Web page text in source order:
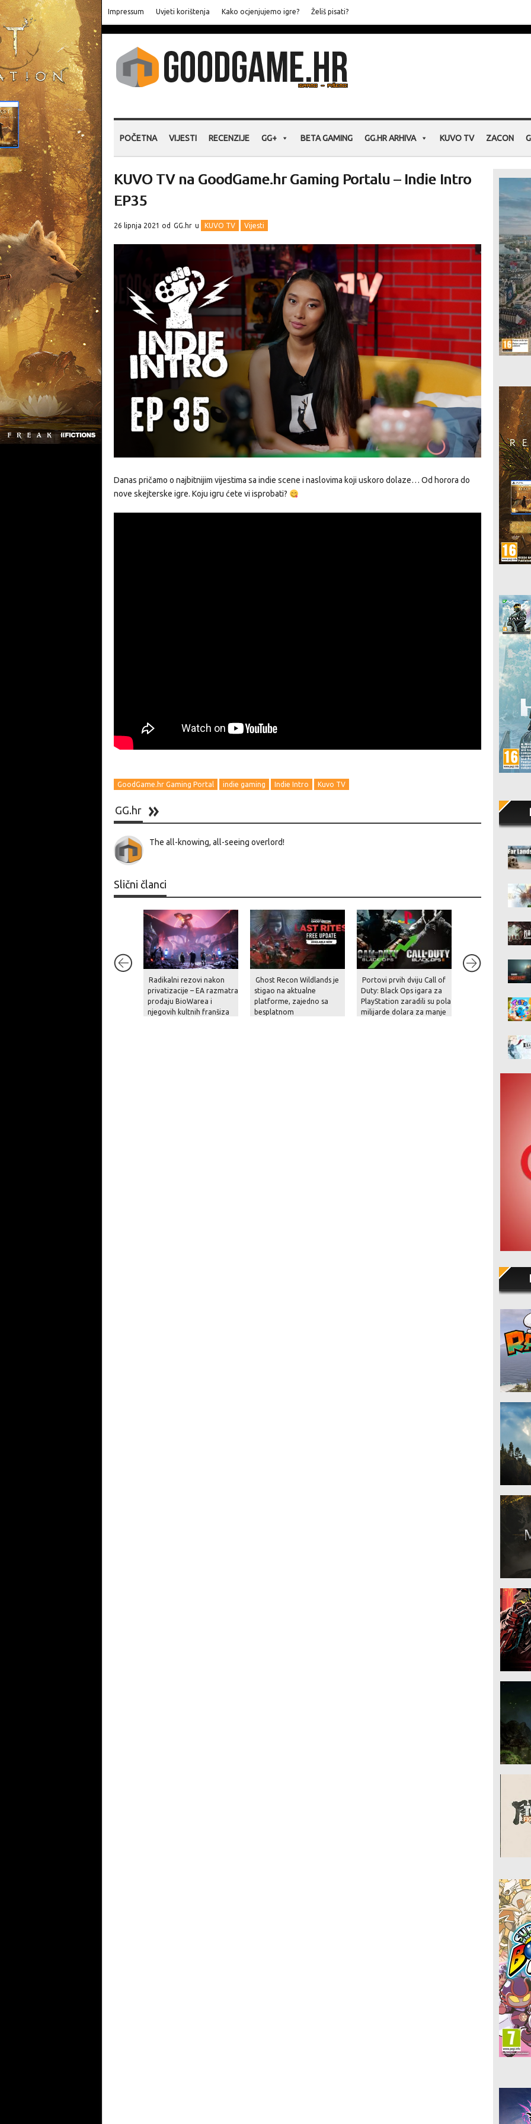
Impressum Uvjeti korištenja Kako ocjenjujemo igre? Želiš pisati?
POČETNA VIJESTI RECENZIJE GG+ BETA GAMING GG.HR ARHIVA KUVO TV ZACON
KUVO TV na GoodGame.hr Gaming Portalu – Indie Intro
EP35
26 lipnja 2021 od GG.hr u KUVO TV Vijesti
Danas pričamo o najbitnijim vijestima sa indie scene i naslovima koji uskoro dolaze… Od horora do
nove skejterske igre. Koju igru ćete vi isprobati?
GoodGame.hr Gaming Portal indie gaming Indie Intro Kuvo TV
GG.hr
The all-knowing, all-seeing overlord!
Slični članci
Radikalni rezovi nakon
privatizacije – EA razmatra
prodaju BioWarea i
njegovih kultnih franšiza
Ghost Recon Wildlands je
stigao na aktualne
platforme, zajedno sa
besplatnom
Portovi prvih dviju Call of
Duty: Black Ops igara za
PlayStation zaradili su pola
milijarde dolara za manje
Rockstar je
prikaz za GTA VI
krajem kolovoza i